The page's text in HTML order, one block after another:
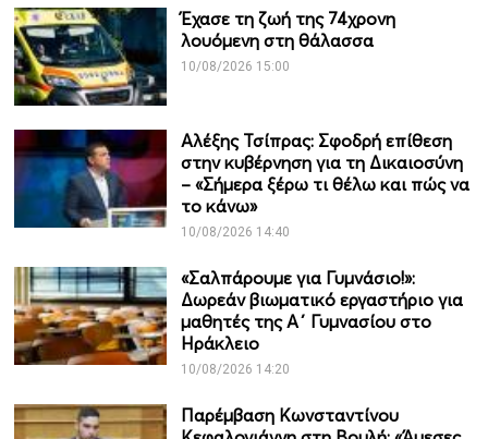
Έχασε τη ζωή της 74χρονη
λουόμενη στη θάλασσα
10/08/2026 15:00
Αλέξης Τσίπρας: Σφοδρή επίθεση
στην κυβέρνηση για τη Δικαιοσύνη
– «Σήμερα ξέρω τι θέλω και πώς να
το κάνω»
10/08/2026 14:40
«Σαλπάρουμε για Γυμνάσιο!»:
Δωρεάν βιωματικό εργαστήριο για
μαθητές της Α΄ Γυμνασίου στο
Ηράκλειο
10/08/2026 14:20
Παρέμβαση Κωνσταντίνου